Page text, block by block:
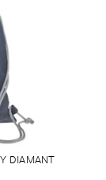
DIAMANT